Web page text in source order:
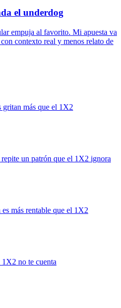
el underdog
empuja al favorito. Mi apuesta va
contexto real y menos relato de
gritan más que el 1X2
un patrón que el 1X2 ignora
más rentable que el 1X2
no te cuenta